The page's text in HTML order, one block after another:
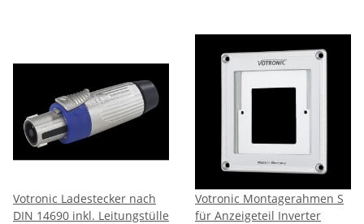
Votronic Ladestecker nach
DIN 14690 inkl. Leitungstülle
Votronic Montagerahmen S
für Anzeigeteil Inverter